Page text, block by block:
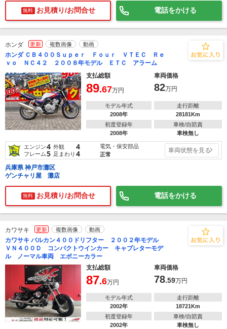
無料 お見積り/お問合せ 電話をかける
ホンダ 更新 複数画像 動画
ホンダ ＣＢ４００Ｓｕｐｅｒ Ｆｏｕｒ ＶＴＥＣ Ｒｅ
ｖｏ ＮＣ４２ ２００８年モデル ＥＴＣ アラーム
支払総額
車両価格
89.67万円 82万円
モデル年式
2008年
走行距離
28181Km
初度登録年
2008年
車検/自賠責
車検無し
エンジン4 外観 4
フレーム5 足まわり 4
電気・保安部品
正常
車両状態を見る
兵庫県 神戸市灘区
ゲンチャリ屋 灘店
無料 お見積り/お問合せ 電話をかける
カワサキ 更新 複数画像 動画
カワサキ バルカン４００ドリフター ２００２年モデル
ＶＮ４００Ｄ コンパクトウインカー キャブレターモデ
ル ノーマル車両 エボニーカラー
支払総額
車両価格
87.6万円 78.59万円
モデル年式
2002年
走行距離
18721Km
初度登録年
2002年
車検/自賠責
車検無し